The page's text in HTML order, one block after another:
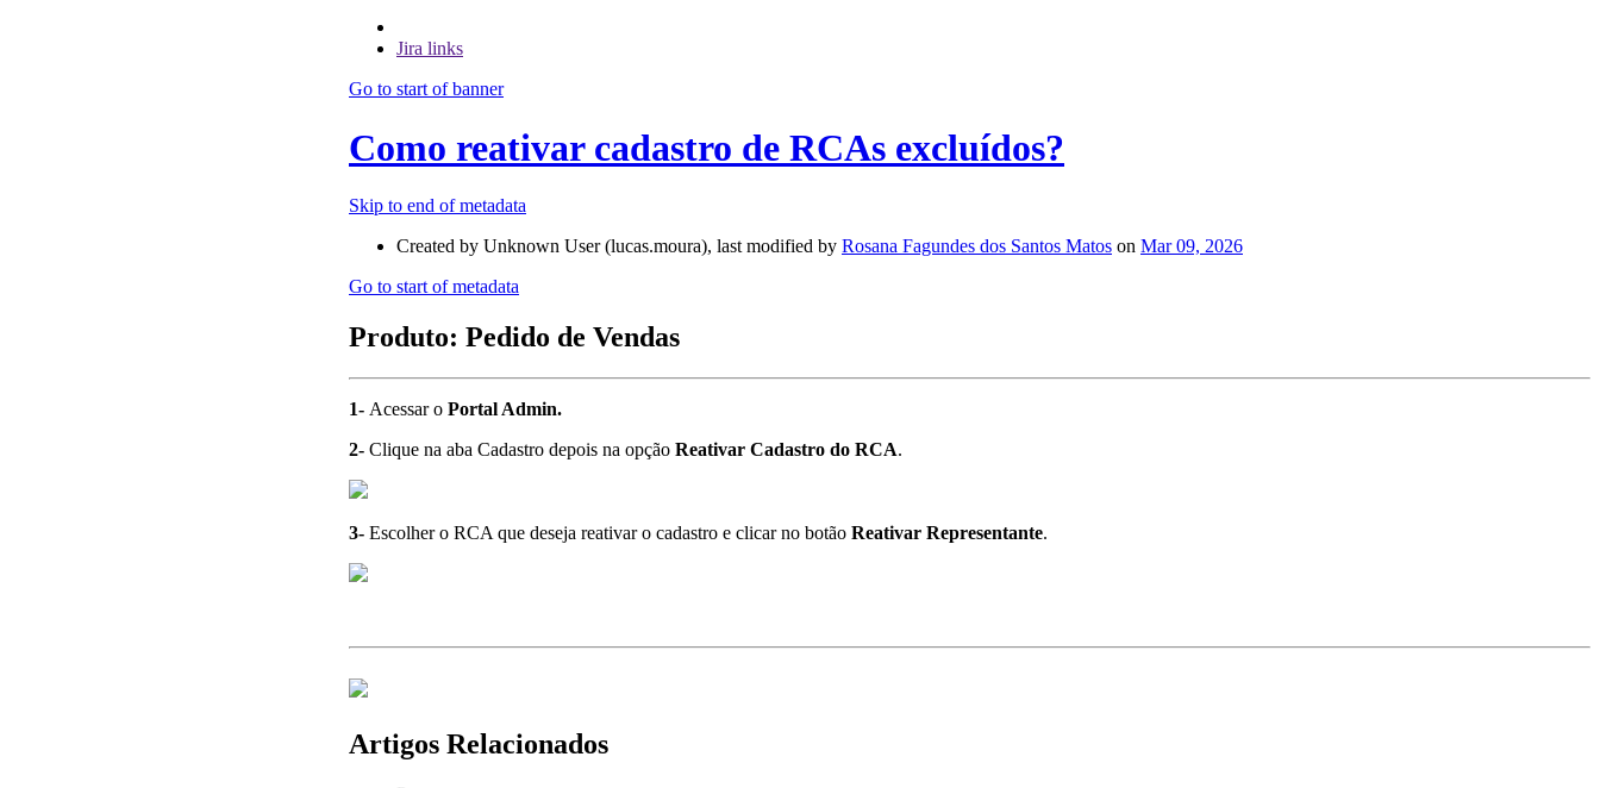
Jira links
Go to start of banner
Como reativar cadastro de RCAs excluídos?
Skip to end of metadata
Created by Unknown User (lucas.moura), last modified by Rosana Fagundes dos Santos Matos on Mar 09, 2026
Go to start of metadata
Produto: Pedido de Vendas
1- Acessar o Portal Admin.
2- Clique na aba Cadastro depois na opção Reativar Cadastro do RCA.
3- Escolher o RCA que deseja reativar o cadastro e clicar no botão Reativar Representante.
Artigos Relacionados